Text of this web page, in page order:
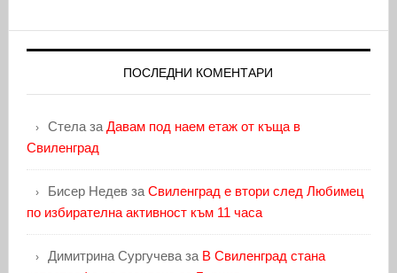
ПОСЛЕДНИ КОМЕНТАРИ
Стелаза Давам под наем етаж от къща в
Свиленград
Бисер Недевза Свиленград е втори след Любимец
по избирателна активност към 11 часа
Димитрина Сургучеваза В Свиленград стана